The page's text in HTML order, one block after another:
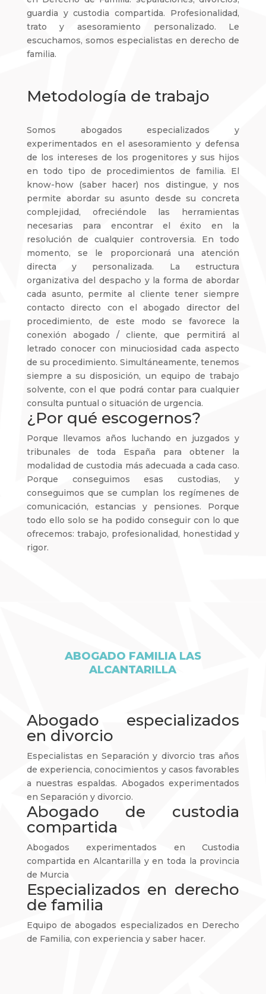
guardia y custodia compartida. Profesionalidad,
trato y asesoramiento personalizado. Le
escuchamos, somos especialistas en derecho de
familia.
Metodología de trabajo
Somos abogados especializados y
experimentados en el asesoramiento y defensa
de los intereses de los progenitores y sus hijos
en todo tipo de procedimientos de familia. El
know-how (saber hacer) nos distingue, y nos
permite abordar su asunto desde su concreta
complejidad, ofreciéndole las herramientas
necesarias para encontrar el éxito en la
resolución de cualquier controversia. En todo
momento, se le proporcionará una atención
directa y personalizada. La estructura
organizativa del despacho y la forma de abordar
cada asunto, permite al cliente tener siempre
contacto directo con el abogado director del
procedimiento, de este modo se favorece la
conexión abogado / cliente, que permitirá al
letrado conocer con minuciosidad cada aspecto
de su procedimiento. Simultáneamente, tenemos
siempre a su disposición, un equipo de trabajo
solvente, con el que podrá contar para cualquier
consulta puntual o situación de urgencia.
¿Por qué escogernos?
Porque llevamos años luchando en juzgados y
tribunales de toda España para obtener la
modalidad de custodia más adecuada a cada caso.
Porque conseguimos esas custodias, y
conseguimos que se cumplan los regímenes de
comunicación, estancias y pensiones. Porque
todo ello solo se ha podido conseguir con lo que
ofrecemos: trabajo, profesionalidad, honestidad y
rigor.
ABOGADO FAMILIA LAS
ALCANTARILLA
Abogado especializados
en divorcio
Especialistas en Separación y divorcio tras años
de experiencia, conocimientos y casos favorables
a nuestras espaldas. Abogados experimentados
en Separación y divorcio.
Abogado de custodia
compartida
Abogados experimentados en Custodia
compartida en Alcantarilla y en toda la provincia
de Murcia
Especializados en derecho
de familia
Equipo de abogados especializados en Derecho
de Familia, con experiencia y saber hacer.